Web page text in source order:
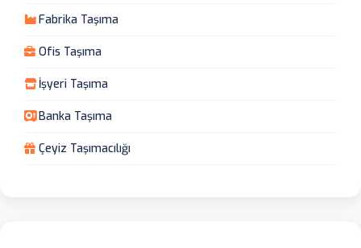
Fabrika Taşıma
Ofis Taşıma
İşyeri Taşıma
Banka Taşıma
Çeyiz Taşımacılığı